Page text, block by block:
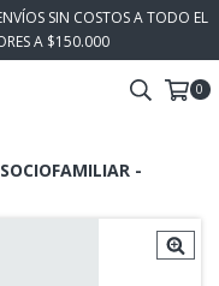
SIN COSTOS A TODO EL
A $150.000
0
-